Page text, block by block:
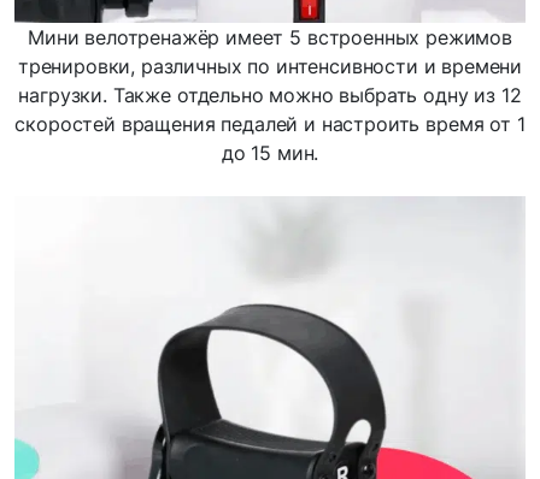
Мини велотренажёр имеет 5 встроенных режимов
тренировки, различных по интенсивности и времени
нагрузки. Также отдельно можно выбрать одну из 12
скоростей вращения педалей и настроить время от 1
до 15 мин.